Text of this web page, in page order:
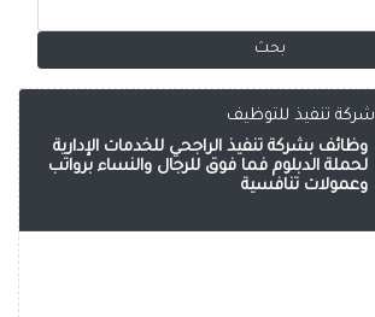
شركة تنفيذ للتوظيف
وظائف بشركة تنفيذ الراجحي للخدمات الإدارية
لحملة الدبلوم فما فوق للرجال والنساء برواتب
وعمولات تنافسية